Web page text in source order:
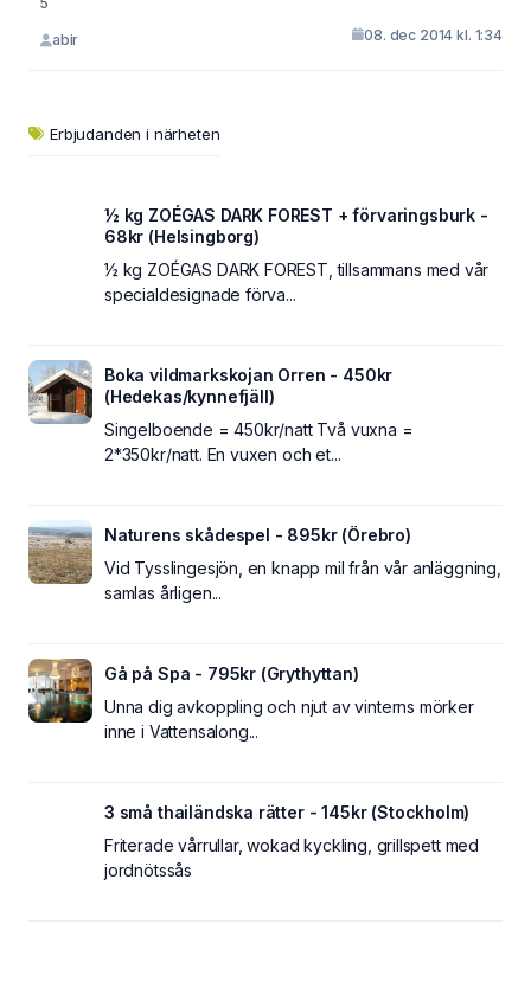
abir 08. dec 2014 kl. 1:34
Erbjudanden i närheten
½ kg ZOÉGAS DARK FOREST + förvaringsburk -
68kr (Helsingborg)
½ kg ZOÉGAS DARK FOREST, tillsammans med vår
specialdesignade förva...
Boka vildmarkskojan Orren - 450kr
(Hedekas/kynnefjäll)
Singelboende = 450kr/natt Två vuxna =
2*350kr/natt. En vuxen och et...
Naturens skådespel - 895kr (Örebro)
Vid Tysslingesjön, en knapp mil från vår anläggning,
samlas årligen...
Gå på Spa - 795kr (Grythyttan)
Unna dig avkoppling och njut av vinterns mörker
inne i Vattensalong...
3 små thailändska rätter - 145kr (Stockholm)
Friterade vårrullar, wokad kyckling, grillspett med
jordnötssås